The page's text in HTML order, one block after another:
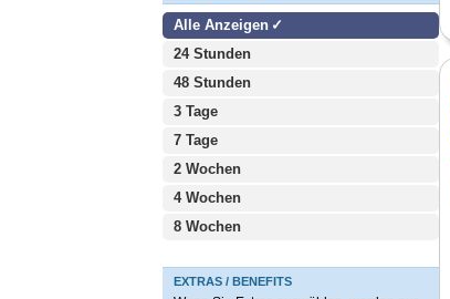
Alle Anzeigen
24 Stunden
48 Stunden
3 Tage
7 Tage
2 Wochen
4 Wochen
8 Wochen
EXTRAS / BENEFITS